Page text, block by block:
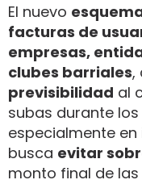
El nuevo
facturas de
empresas,
clubes barriales,
previsibilidad al
subas durante
especialmente en
busca evitar
monto final de